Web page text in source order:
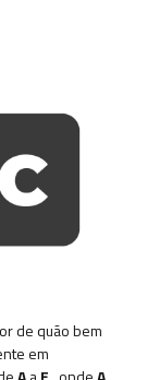
de quão bem
em